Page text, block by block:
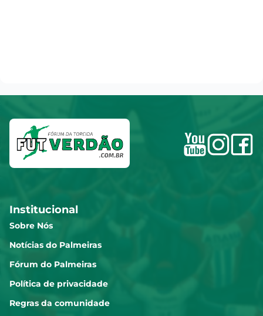
Institucional
Sobre Nós
Notícias do Palmeiras
Fórum do Palmeiras
Política de privacidade
Regras da comunidade